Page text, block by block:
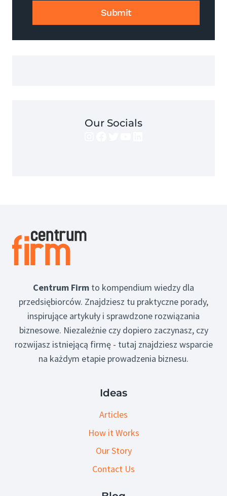
UZYSKAĆ?Submit
Our Socials
Centrum Firm to kompendium wiedzy dla
przedsiębiorców. Znajdziesz tu praktyczne porady,
inspirujące artykuły i sprawdzone rozwiązania
biznesowe. Niezależnie czy dopiero zaczynasz, czy
rozwijasz istniejącą firmę - tutaj znajdziesz wsparcie
na każdym etapie prowadzenia biznesu.
Ideas
Articles
How it Works
Our Story
Contact Us